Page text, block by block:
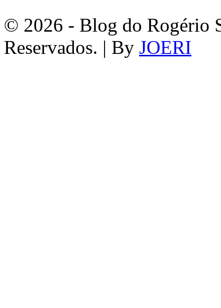
© 2026 - Blog do Rogério
Reservados. | By JOERI